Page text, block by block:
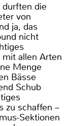
die
von
ja, das
nicht
mit allen Arten
Menge
Bässe
Schub
zu schaffen –
Sektionen